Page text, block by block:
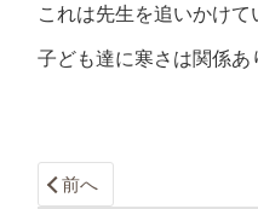
これは先生を追いかけて
子ども達に寒さは関係あ
前へ